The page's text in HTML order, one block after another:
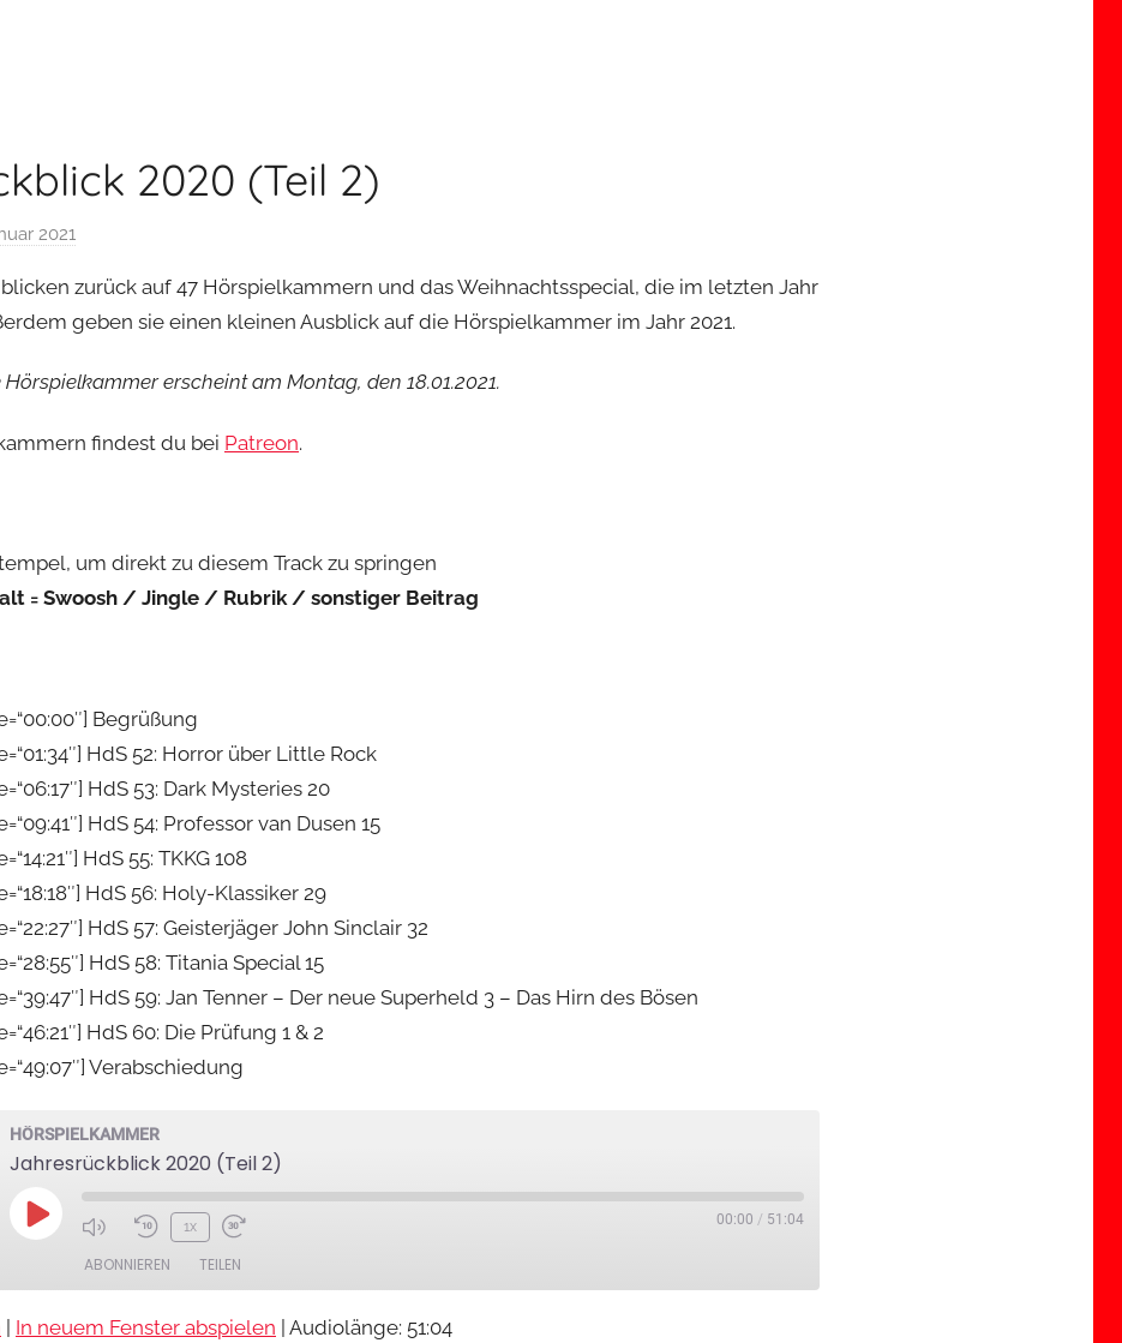
2020 (Teil 2)
2021
n
H
e
s
l
k
e
r
zurück auf 47 Hörspielkammern und das Weihnachtsspecial, die im letzten Jahr
geben sie einen kleinen Ausblick auf die Hörspielkammer im Jahr 2021.
erscheint am Montag, den 18.01.2021.
findest du bei Patreon.
um direkt zu diesem Track zu springen
= Swoosh / Jingle / Rubrik / sonstiger Beitrag
Begrüßung
HdS 52: Horror über Little Rock
HdS 53: Dark Mysteries 20
HdS 54: Professor van Dusen 15
HdS 55: TKKG 108
HdS 56: Holy-Klassiker 29
HdS 57: Geisterjäger John Sinclair 32
HdS 58: Titania Special 15
HdS 59: Jan Tenner – Der neue Superheld 3 – Das Hirn des Bösen
HdS 60: Die Prüfung 1 & 2
Verabschiedung
HÖRSPIELKAMMER
Jahresrückblick 2020 (Teil 2)
Play
Episode
1x 00:00 / 51:04
ABONNIEREN TEILEN
Google Podcasts
| In neuem Fenster abspielen | Audiolänge: 51:04